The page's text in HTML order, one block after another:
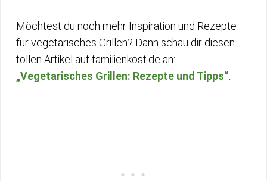
Möchtest du noch mehr Inspiration und Rezepte
für vegetarisches Grillen? Dann schau dir diesen
tollen Artikel auf familienkost.de an:
„Vegetarisches Grillen: Rezepte und Tipps“